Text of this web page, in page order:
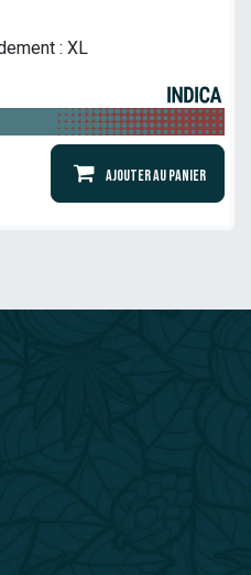
: XL
Ajouter au panier